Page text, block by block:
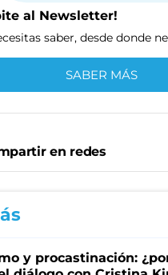
al Newsletter!
saber, desde donde
SABER MÁS
en redes
y procastinación: